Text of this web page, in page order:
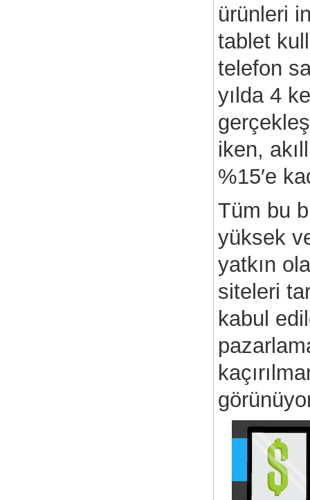
ürünleri
tablet
telefon
yılda 4
iken,
%15′e
Tüm bu
yüksek
yatkın
siteleri
kabul